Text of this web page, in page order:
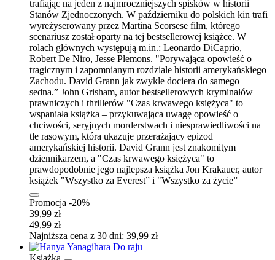
trafiając na jeden z najmroczniejszych spisków w historii
Stanów Zjednoczonych. W październiku do polskich kin trafi
wyreżyserowany przez Martina Scorsese film, którego
scenariusz został oparty na tej bestsellerowej książce. W
rolach głównych występują m.in.: Leonardo DiCaprio,
Robert De Niro, Jesse Plemons. "Porywająca opowieść o
tragicznym i zapomnianym rozdziale historii amerykańskiego
Zachodu. David Grann jak zwykle dociera do samego
sedna.” John Grisham, autor bestsellerowych kryminałów
prawniczych i thrillerów "Czas krwawego księżyca" to
wspaniała książka – przykuwająca uwagę opowieść o
chciwości, seryjnych morderstwach i niesprawiedliwości na
tle rasowym, która ukazuje przerażający epizod
amerykańskiej historii. David Grann jest znakomitym
dziennikarzem, a "Czas krwawego księżyca" to
prawdopodobnie jego najlepsza książka Jon Krakauer, autor
książek "Wszystko za Everest” i "Wszystko za życie”
Promocja -20%
39,99 zł
49,99 zł
Najniższa cena z 30 dni: 39,99 zł
Książka